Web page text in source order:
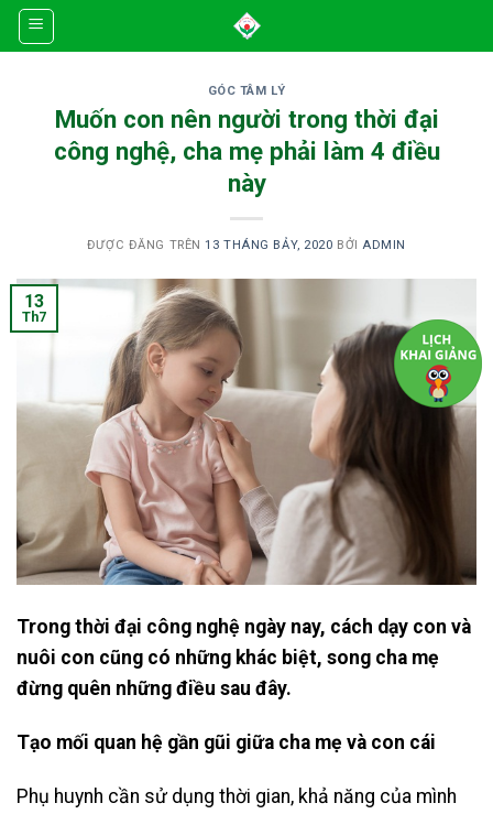
Skip
GÓC TÂM LÝ
Muốn con nên người trong thời đại
công nghệ, cha mẹ phải làm 4 điều
này
ĐƯỢC ĐĂNG TRÊN13 THÁNG BẢY, 2020 BỞI ADMIN
13
Th7
Trong thời đại công nghệ ngày nay, cách dạy con và
nuôi con cũng có những khác biệt, song cha mẹ
đừng quên những điều sau đây.
Tạo mối quan hệ gần gũi giữa cha mẹ và con cái
Phụ huynh cần sử dụng thời gian, khả năng của mình